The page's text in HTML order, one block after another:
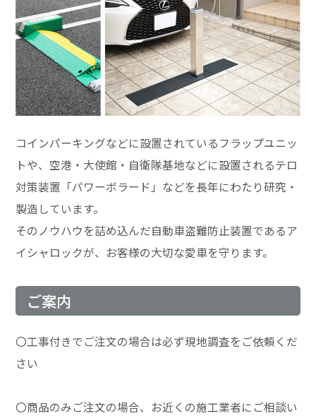
コインパーキングなどに設置されているフラップユニッ
トや、空港・大使館・自衛隊基地などに設置されるテロ
対策装置「パワーボラード」などを長年にわたり研究・
製造しています。
そのノウハウを詰め込んだ自動車盗難防止装置であるア
イシャロックが、お客様の大切な愛車を守ります。
ご案内
〇工事付きでご注文の場合は必ず現地調査をご依頼くだ
さい
〇商品のみご注文の場合、お近くの施工業者にご相談い